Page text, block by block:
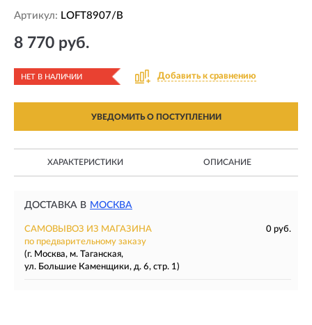
Артикул: LOFT8907/B
8 770 руб.
НЕТ В НАЛИЧИИ Добавить к сравнению
УВЕДОМИТЬ О ПОСТУПЛЕНИИ
ХАРАКТЕРИСТИКИ ОПИСАНИЕ
ДОСТАВКА В МОСКВА
САМОВЫВОЗ ИЗ МАГАЗИНА
0 руб.
по предварительному заказу
(г. Москва, м. Таганская,
ул. Большие Каменщики, д. 6, стр. 1)